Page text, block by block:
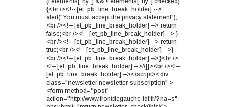
{<br /><!-- [et_pb_line_break_holder] -->
alert("You must accept the privacy statement");
<br /><!-- [et_pb_line_break_holder] --> return
false;<br /><!-- [et_pb_line_break_holder] --> }
<br /><!-- [et_pb_line_break_holder] --> return
true;<br /><!-- [et_pb_line_break_holder] -->}
<br /><!-- [et_pb_line_break_holder] -->}<br />
<!-- [et_pb_line_break_holder] -->//]]><br /><!--
[et_pb_line_break_holder] --></script><div
class="newsletter newsletter-subscription" >
<form method="post"
action="http://www.frontdegauche-idf.fr/?na=s"